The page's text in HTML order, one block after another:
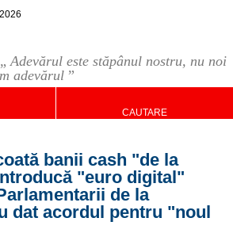
Adevărul este stăpânul nostru, nu noi
adevărul ”
CAUTARE
banii cash "de la
"euro digital"
de la
dat acordul pentru "noul